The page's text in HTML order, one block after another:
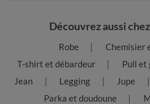
Découvrez aussi
Robe
Chemisier
T-shirt et débardeur
Pull et
Jean
Legging Jupe
Parka et doudoune